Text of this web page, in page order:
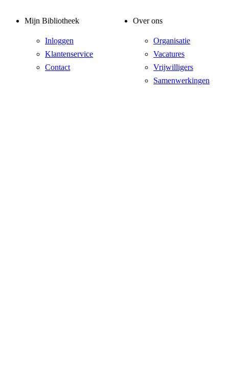
Mijn Bibliotheek
Inloggen
Klantenservice
Contact
Over ons
Organisatie
Vacatures
Vrijwilligers
Samenwerkingen